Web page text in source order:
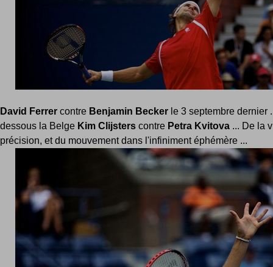
David Ferrer contre Benjamin Becker le 3 septembre dernier
dessous la Belge Kim Clijsters contre Petra Kvitova ... De la
précision, et du mouvement dans l'infiniment éphémère ...